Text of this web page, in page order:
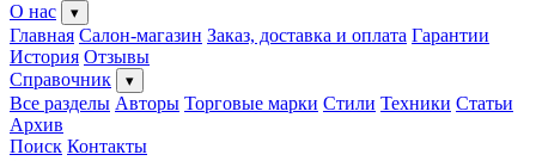
О нас
▾
Главная Салон-магазин Заказ, доставка и оплата Гарантии
История Отзывы
Справочник
▾
Все разделы Авторы Торговые марки Стили Техники Статьи
Архив
Поиск Контакты